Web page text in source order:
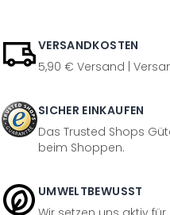
VERSANDKOSTEN
5,90 € Versand |
SICHER EINKAUFEN
Das Trusted Shops
beim Shoppen.
UMWELTBEWUSST